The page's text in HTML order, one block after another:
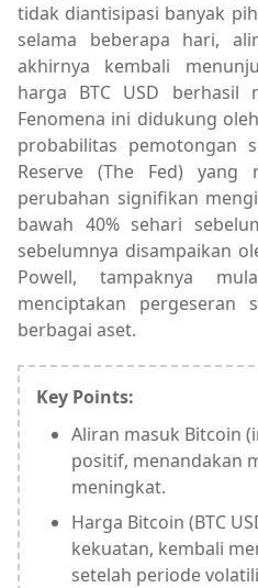
tidak diantisipasi banyak
selama beberapa hari,
akhirnya kembali
harga BTC USD berhasil
Fenomena ini didukung
probabilitas pemotongan
Reserve (The Fed) yang
perubahan signifikan
bawah 40% sehari
sebelumnya disampaikan
Powell, tampaknya
menciptakan pergeseran
berbagai aset.
Key Points:
Aliran masuk Bitcoin
positif, menandakan
meningkat.
Harga Bitcoin (BTC
kekuatan, kembali
setelah periode